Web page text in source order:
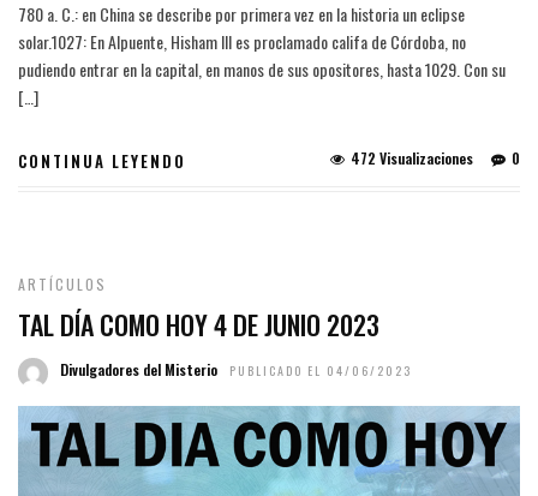
780 a. C.: en China se describe por primera vez en la historia un eclipse
solar.1027: En Alpuente, Hisham III es proclamado califa de Córdoba, no
pudiendo entrar en la capital, en manos de sus opositores, hasta 1029. Con su
[…]
CONTINUA LEYENDO 0
472 Visualizaciones
ARTÍCULOS
TAL DÍA COMO HOY 4 DE JUNIO 2023
Divulgadores del Misterio PUBLICADO EL 04/06/2023